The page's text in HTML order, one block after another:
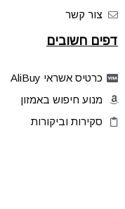
צור קשר
דפים חשובים
כרטיס אשראי AliBuy
מנוע חיפוש באמזון
סקירות וביקורות